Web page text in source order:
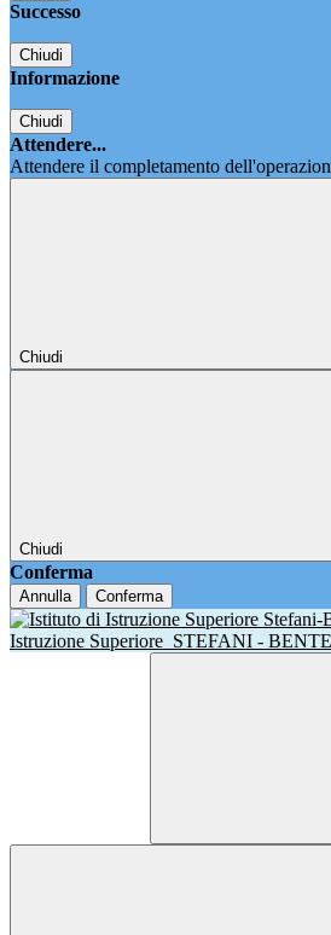
Successo
Chiudi
Informazione
Chiudi
Attendere...
Attendere il completamento
Chiudi
Chiudi
Conferma
Annulla Conferma
Istruzione Superiore STEFANI -